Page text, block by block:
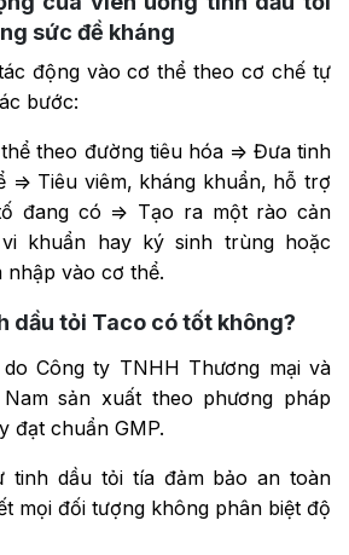
sức đề kháng
động vào cơ thể theo cơ chế tự
bước:
theo đường tiêu hóa => Đưa tinh
=> Tiêu viêm, kháng khuẩn, hỗ trợ
đang có => Tạo ra một rào cản
khuẩn hay ký sinh trùng hoặc
nhập vào cơ thể.
dầu tỏi Taco có tốt không?
Công ty TNHH Thương mại và
sản xuất theo phương pháp
đạt chuẩn GMP.
tinh dầu tỏi tía đảm bảo an toàn
mọi đối tượng không phân biệt độ